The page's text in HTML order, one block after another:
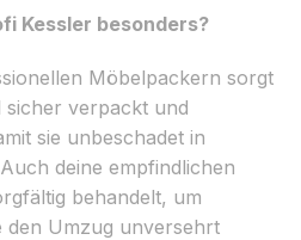
Kessler besonders?
Möbelpackern sorgt
sicher verpackt und
sie unbeschadet in
deine empfindlichen
behandelt, um
den Umzug unversehrt